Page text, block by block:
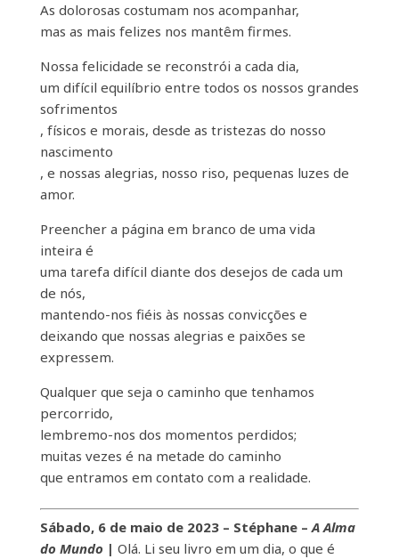
As dolorosas costumam nos acompanhar,
mas as mais felizes nos mantêm firmes.
Nossa felicidade se reconstrói a cada dia,
um difícil equilíbrio entre todos os nossos grandes
sofrimentos
, físicos e morais, desde as tristezas do nosso
nascimento
, e nossas alegrias, nosso riso, pequenas luzes de
amor.
Preencher a página em branco de uma vida
inteira é
uma tarefa difícil diante dos desejos de cada um
de nós,
mantendo-nos fiéis às nossas convicções e
deixando que nossas alegrias e paixões se
expressem.
Qualquer que seja o caminho que tenhamos
percorrido,
lembremo-nos dos momentos perdidos;
muitas vezes é na metade do caminho
que entramos em contato com a realidade.
Sábado, 6 de maio de 2023 – Stéphane –A Alma
do Mundo | Olá. Li seu livro em um dia, o que é